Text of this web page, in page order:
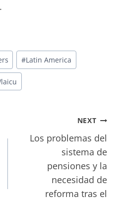
#Latin America
NEXT
Los problemas del
sistema de
pensiones y la
necesidad de
reforma tras el